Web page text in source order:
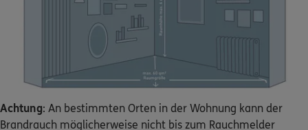
Achtung: An bestimmten Orten in der Wohnung kann der
Brandrauch möglicherweise nicht bis zum Rauchmelder
vordringen und warnt nicht rechtzeitig. Montieren Sie den